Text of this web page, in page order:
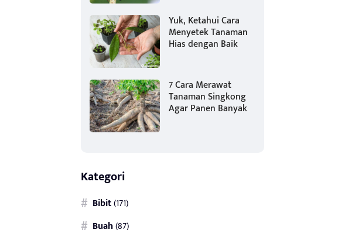
Yuk, Ketahui Cara
Menyetek Tanaman
Hias dengan Baik
7 Cara Merawat
Tanaman Singkong
Agar Panen Banyak
Kategori
Bibit(171)
Buah(87)